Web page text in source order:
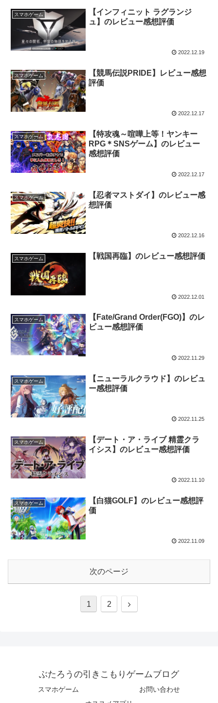
スマホゲーム
【インフィニット ラグランジ
ュ】のレビュー感想評価
2022.12.19
スマホゲーム
【競馬伝説PRIDE】レビュー感想
評価
2022.12.17
スマホゲーム
【特攻魂～喧嘩上等！ヤンキー
RPG＊SNSゲーム】のレビュー
感想評価
2022.12.17
スマホゲーム
【忍者マストダイ】のレビュー感
想評価
2022.12.16
スマホゲーム 【戦国再臨】のレビュー感想評価
2022.12.01
スマホゲーム
【Fate/Grand Order(FGO)】のレ
ビュー感想評価
2022.11.29
スマホゲーム
【ニューラルクラウド】のレビュ
ー感想評価
2022.11.25
スマホゲーム
【デート・ア・ライブ 精霊クラ
イシス】のレビュー感想評価
2022.11.10
スマホゲーム
【白猫GOLF】のレビュー感想評
価
2022.11.09
次のページ
1 2
ぶたろうの引きこもりゲームブログ
スマホゲーム
お問い合わせ